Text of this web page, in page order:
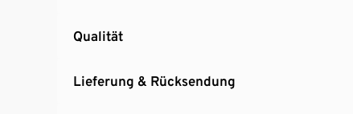
Qualität
Lieferung & Rücksendung